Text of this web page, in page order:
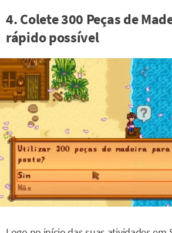
4. Colete 300 Peças de
rápido possível